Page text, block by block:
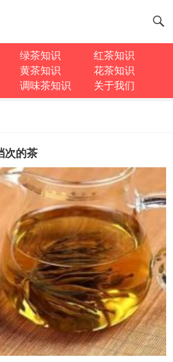
绿茶知识
红茶知识
黄茶知识
花茶知识
调味茶知识 关于我们
次的茶